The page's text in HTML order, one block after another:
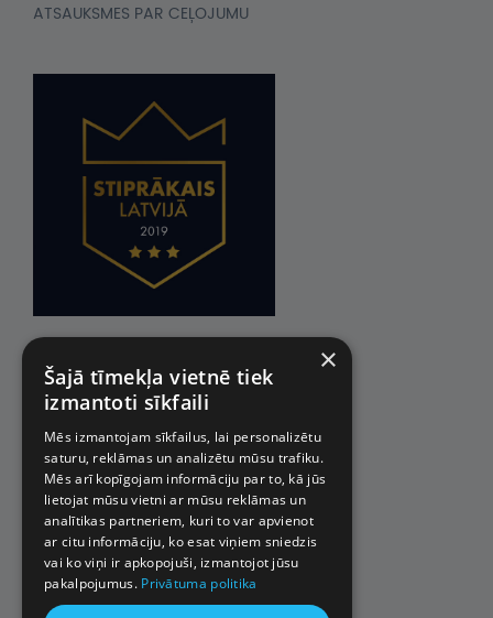
ATSAUKSMES PAR CEĻOJUMU
×
Šajā tīmekļa vietnē tiek
izmantoti sīkfaili
Mēs izmantojam sīkfailus, lai personalizētu
saturu, reklāmas un analizētu mūsu trafiku.
Mēs arī kopīgojam informāciju par to, kā jūs
lietojat mūsu vietni ar mūsu reklāmas un
analītikas partneriem, kuri to var apvienot
ar citu informāciju, ko esat viņiem sniedzis
vai ko viņi ir apkopojuši, izmantojot jūsu
pakalpojumus. Privātuma politika